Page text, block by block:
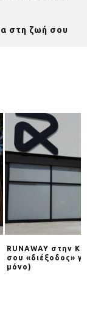
στη ζωή σου
Tihiorace MTB